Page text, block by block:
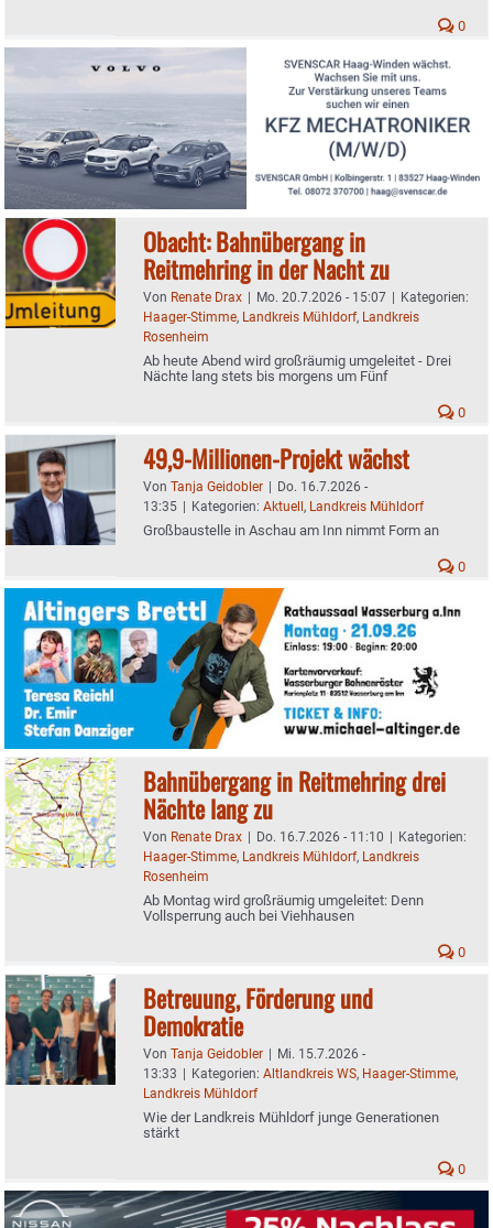
0
Obacht: Bahnübergang in
Reitmehring in der Nacht zu
Von Renate Drax | Mo. 20.7.2026 - 15:07 | Kategorien:
Haager-Stimme, Landkreis Mühldorf, Landkreis
Rosenheim
Ab heute Abend wird großräumig umgeleitet - Drei
Nächte lang stets bis morgens um Fünf
0
49,9-Millionen-Projekt wächst
Von Tanja Geidobler | Do. 16.7.2026 -
13:35 | Kategorien: Aktuell, Landkreis Mühldorf
Großbaustelle in Aschau am Inn nimmt Form an
0
Bahnübergang in Reitmehring drei
Nächte lang zu
Von Renate Drax Do. 16.7.2026 - 11:10
Kategorien:
Haager-Stimme, Landkreis Mühldorf, Landkreis
Rosenheim
Ab Montag wird großräumig umgeleitet: Denn
Vollsperrung auch bei Viehhausen
0
Betreuung, Förderung und
Demokratie
Von Tanja Geidobler
Mi. 15.7.2026 -
13:33
Kategorien: Altlandkreis WS, Haager-Stimme,
Landkreis Mühldorf
Wie der Landkreis Mühldorf junge Generationen
stärkt
0